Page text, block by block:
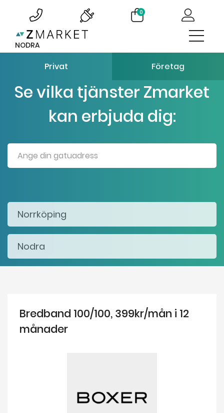
0
NODRA
Privat Företag
Se vilka tjänster Zmarket
kan erbjuda dig:
Bredband 100/100, 399kr/mån i 12
månader